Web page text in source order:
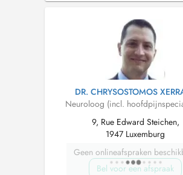
DR. CHRYSOSTOMOS
Neuroloog (incl.
9, Rue Edward Steichen,
1947 Luxemburg
Geen onlineafspraken
Bel voor een afspraak